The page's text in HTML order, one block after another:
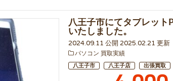
八王子市にてタブレッ
いたしました。
2024.09.11 公開 2025.02.21 更新
パソコン 買取実績
八王子市 八王子店 出張買取